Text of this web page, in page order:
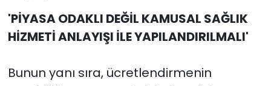
'PİYASA ODAKLI DEĞİL KAMUSAL SAĞLIK
HİZMETİ ANLAYIŞI İLE YAPILANDIRILMALI'
Bunun yanı sıra, ücretlendirmenin